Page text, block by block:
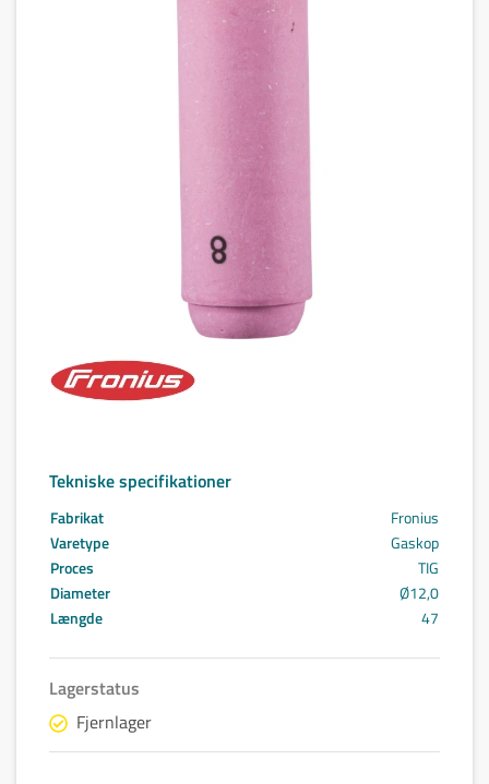
Tekniske specifikationer
Fabrikat
Fronius
Varetype
Gaskop
Proces
TIG
Diameter
Ø12,0
Længde
47
Lagerstatus
Fjernlager